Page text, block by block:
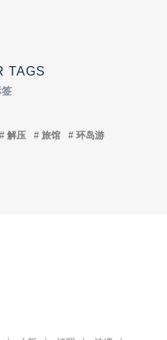
TAGS
解压 旅馆 环岛游